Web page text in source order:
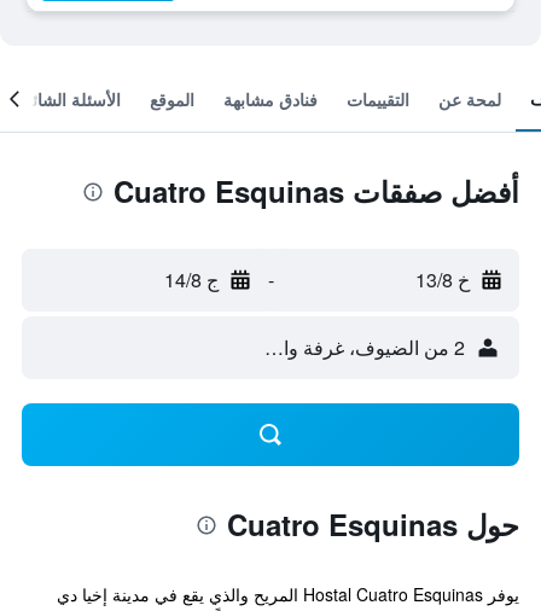
لمحة عن التقييمات فنادق مشابهة الموقع الأسئلة الشائعة
أفضل صفقات Cuatro Esquinas
خ 13/8 - ج 14/8
2 من الضيوف، غرفة واحدة
حول Cuatro Esquinas
يوفر Hostal Cuatro Esquinas المريح والذي يقع في مدينة إخيا دي